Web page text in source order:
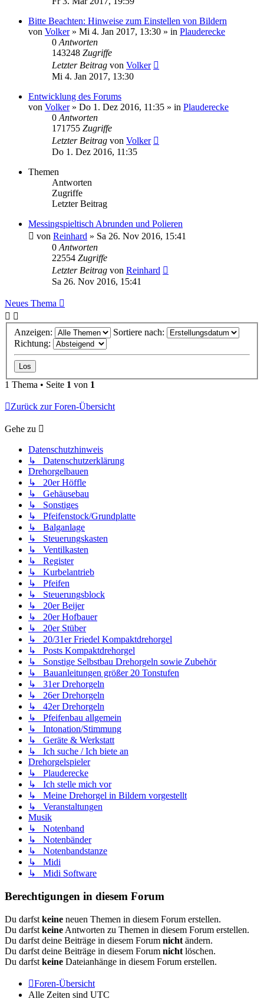
Bitte Beachten: Hinweise zum Einstellen von Bildern
von Volker» Mi 4. Jan 2017, 13:30 » in Plauderecke
0Antworten
143248 Zugriffe
Letzter Beitrag von Volker
Mi 4. Jan 2017, 13:30
Entwicklung des Forums
von Volker» Do 1. Dez 2016, 11:35 » in Plauderecke
0Antworten
171755 Zugriffe
Letzter Beitrag von Volker
Do 1. Dez 2016, 11:35
Themen
Antworten
Zugriffe
Letzter Beitrag
Messingspieltisch Abrunden und Polieren
von Reinhard » Sa 26. Nov 2016, 15:41
0Antworten
22554 Zugriffe
Letzter Beitrag von Reinhard
Sa 26. Nov 2016, 15:41
Neues Thema
Anzeigen:
Sortiere nach:
Richtung:
1 Thema • Seite 1 von 1
Zurück zur Foren-Übersicht
Gehe zu
Datenschutzhinweis
↳ Datenschutzerklärung
Drehorgelbauen
↳ 20er Höffle
↳ Gehäusebau
↳ Sonstiges
↳ Pfeifenstock/Grundplatte
↳ Balganlage
↳ Steuerungskasten
↳ Ventilkasten
↳ Register
↳ Kurbelantrieb
↳ Pfeifen
↳ Steuerungsblock
↳ 20er Beijer
↳ 20er Hofbauer
↳ 20er Stüber
↳ 20/31er Friedel Kompaktdrehorgel
↳ Posts Kompaktdrehorgel
↳ Sonstige Selbstbau Drehorgeln sowie Zubehör
↳ Bauanleitungen größer 20 Tonstufen
↳ 31er Drehorgeln
↳ 26er Drehorgeln
↳ 42er Drehorgeln
↳ Pfeifenbau allgemein
↳ Intonation/Stimmung
↳ Geräte & Werkstatt
↳ Ich suche / Ich biete an
Drehorgelspieler
↳ Plauderecke
↳ Ich stelle mich vor
↳ Meine Drehorgel in Bildern vorgestellt
↳ Veranstaltungen
Musik
↳ Notenband
↳ Notenbänder
↳ Notenbandstanze
↳ Midi
↳ Midi Software
Berechtigungen in diesem Forum
Du darfst keine neuen Themen in diesem Forum erstellen.
Du darfst keine Antworten zu Themen in diesem Forum erstellen.
Du darfst deine Beiträge in diesem Forum nicht ändern.
Du darfst deine Beiträge in diesem Forum nicht löschen.
Du darfst keine Dateianhänge in diesem Forum erstellen.
Foren-Übersicht
Alle Zeiten sind UTC